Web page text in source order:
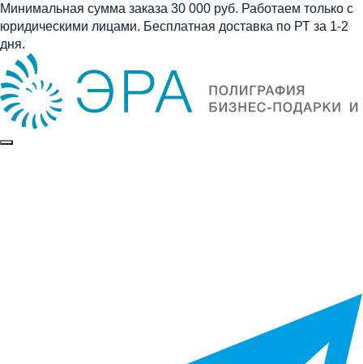
Минимальная сумма заказа 30 000 руб. Работаем только с
юридическими лицами. Бесплатная доставка по РТ за 1-2
дня.